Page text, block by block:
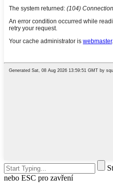
nebo ESC pro zavření